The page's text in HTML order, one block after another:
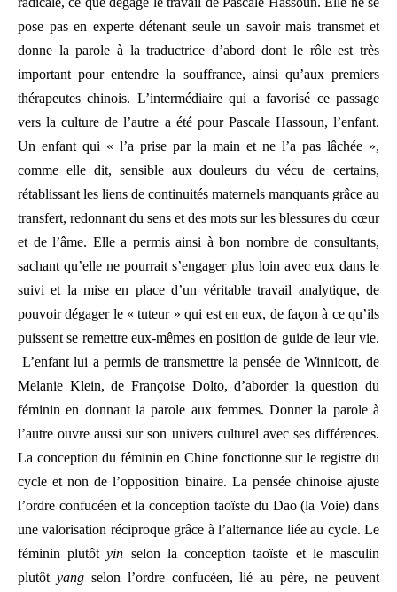
pose pas en experte détenant seule un savoir mais transmet et
donne la parole à la traductrice d’abord dont le rôle est très
important pour entendre la souffrance, ainsi qu’aux premiers
thérapeutes chinois. L’intermédiaire qui a favorisé ce passage
vers la culture de l’autre a été pour Pascale Hassoun, l’enfant.
Un enfant qui « l’a prise par la main et ne l’a pas lâchée »,
comme elle dit, sensible aux douleurs du vécu de certains,
rétablissant les liens de continuités maternels manquants grâce au
transfert, redonnant du sens et des mots sur les blessures du cœur
et de l’âme. Elle a permis ainsi à bon nombre de consultants,
sachant qu’elle ne pourrait s’engager plus loin avec eux dans le
suivi et la mise en place d’un véritable travail analytique, de
pouvoir dégager le « tuteur » qui est en eux, de façon à ce qu’ils
puissent se remettre eux-mêmes en position de guide de leur vie.
L’enfant lui a permis de transmettre la pensée de Winnicott, de
Melanie Klein, de Françoise Dolto, d’aborder la question du
féminin en donnant la parole aux femmes. Donner la parole à
l’autre ouvre aussi sur son univers culturel avec ses différences.
La conception du féminin en Chine fonctionne sur le registre du
cycle et non de l’opposition binaire. La pensée chinoise ajuste
l’ordre confucéen et la conception taoïste du Dao (la Voie) dans
une valorisation réciproque grâce à l’alternance liée au cycle. Le
féminin plutôtyin selon la conception taoïste et le masculin
plutôt yang selon l’ordre confucéen, lié au père, ne peuvent